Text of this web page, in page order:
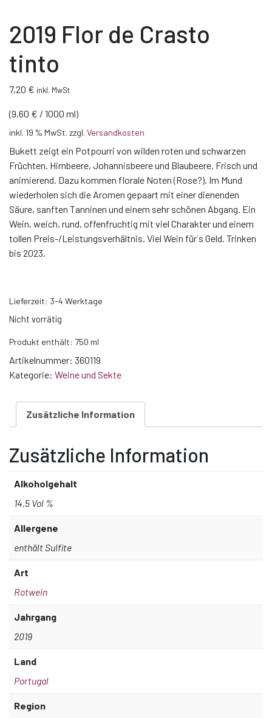
2019 Flor de Crasto
tinto
7,20 € inkl. MwSt
(9,60 € / 1000 ml)
inkl. 19 % MwSt. zzgl. Versandkosten
Bukett zeigt ein Potpourri von wilden roten und schwarzen
Früchten. Himbeere, Johannisbeere und Blaubeere. Frisch und
animierend. Dazu kommen florale Noten (Rose?). Im Mund
wiederholen sich die Aromen gepaart mit einer dienenden
Säure, sanften Tanninen und einem sehr schönen Abgang. Ein
Wein, weich, rund, offenfruchtig mit viel Charakter und einem
tollen Preis-/Leistungsverhältnis. Viel Wein für´s Geld. Trinken
bis 2023.
Lieferzeit: 3-4 Werktage
Nicht vorrätig
Produkt enthält: 750 ml
Artikelnummer: 360119
Kategorie: Weine und Sekte
Zusätzliche Information
Zusätzliche Information
Alkoholgehalt
14,5 Vol %
Allergene
enthält Sulfite
Art
Rotwein
Jahrgang
2019
Land
Portugal
Region